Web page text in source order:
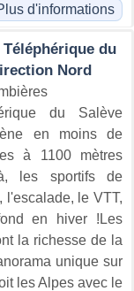
d'informations
Téléphérique du
Nord
du Salève
en moins de
à 1100 mètres
les sportifs de
l'escalade, le VTT,
en hiver !Les
la richesse de la
unique sur
les Alpes avec le